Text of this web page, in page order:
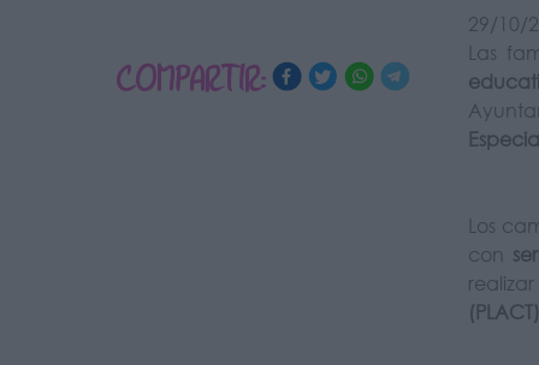
COMPARTIR:
29/10/
Las
Los
con
(PLACT)